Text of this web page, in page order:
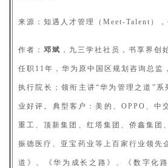
来源：知遇人才管理（Meet-Talent），
作者： 邓斌 ，九三学社社员，书享界创
任职11年，华为原中国区规划咨询总监
执行院长；领衔主讲“华为管理之道”
业好评。典型客户：美的、OPPO、中
重工、顶新集团、红塔集团、侨鑫集团
振德医疗、亚宝药业等上百家行业领先
道》、《华为成长之路》、《数字化